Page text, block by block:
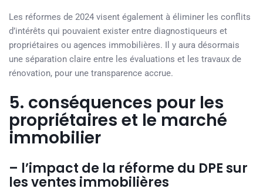
Les réformes de 2024 visent également à éliminer les conflits
d’intérêts qui pouvaient exister entre diagnostiqueurs et
propriétaires ou agences immobilières. Il y aura désormais
une séparation claire entre les évaluations et les travaux de
rénovation, pour une transparence accrue.
5. conséquences pour les
propriétaires et le marché
immobilier
– l’impact de la réforme du DPE sur
les ventes immobilières